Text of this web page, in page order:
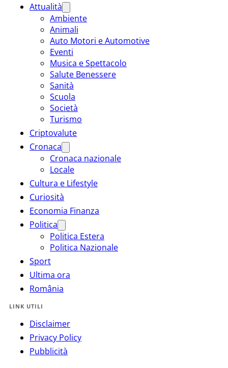
Attualità
Ambiente
Animali
Auto Motori e Automotive
Eventi
Musica e Spettacolo
Salute Benessere
Sanità
Scuola
Società
Turismo
Criptovalute
Cronaca
Cronaca nazionale
Locale
Cultura e Lifestyle
Curiosità
Economia Finanza
Politica
Politica Estera
Politica Nazionale
Sport
Ultima ora
România
LINK UTILI
Disclaimer
Privacy Policy
Pubblicità